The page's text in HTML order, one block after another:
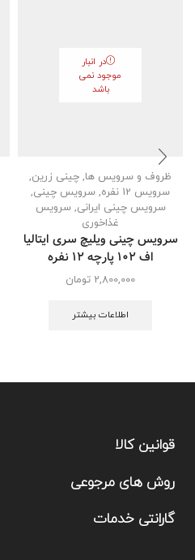
در انبار
موجود نمی
باشد
ظروف و سرویس ها, چینی زرین,
سرویس 12 نفره
, سرویس چینی,
سرویس چینی ایرانی,سرویس
غذاخوری
سرویس چینی ویلیچ سری ایتالیا
اف 102 پارچه ۱۲ نفره
2,800,000 تومان
اطلاعات بیشتر
قوانین کالا
روش های مرجوعی
گارانتی خدمات